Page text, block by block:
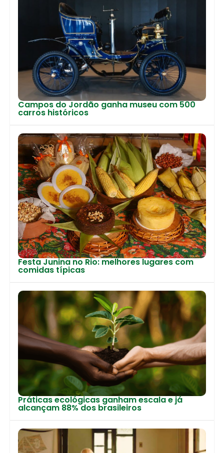
Campos do Jordão ganha museu com 500
carros históricos
Festa Junina no Rio: melhores lugares com
comidas típicas
Práticas ecológicas ganham escala e já
alcançam 88% dos brasileiros